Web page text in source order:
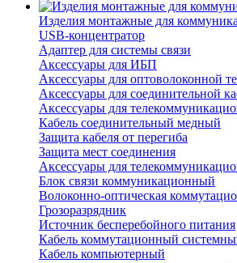
Изделия монтажные для
USB-концентратор
Адаптер для системы связи
Аксессуары для ИБП
Аксессуары для оптоволоконной
Аксессуары для соединительной
Аксессуары для
Кабель соединительный медный
Защита кабеля от перегиба
Защита мест соединения
Аксессуары для
Блок связи коммуникационный
Волоконно-оптическая
Грозоразрядник
Источник бесперебойного питания
Кабель коммутационный
Кабель компьютерный